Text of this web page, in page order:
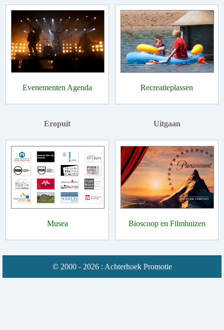
Evenementen Agenda Recreatieplassen
Eropuit
Musea
Uitgaan
Bioscoop en Filmhuizen
© 2000 - 2026 : Achterhoek Promotie